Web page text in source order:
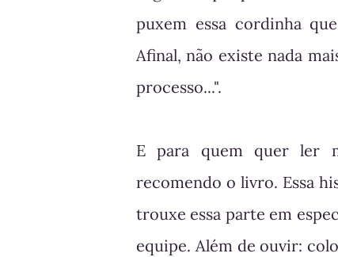
puxem essa cordinha
Afinal, não existe nada
processo...".
E para quem quer ler
recomendo o livro. Essa
trouxe essa parte em
equipe. Além de ouvir: